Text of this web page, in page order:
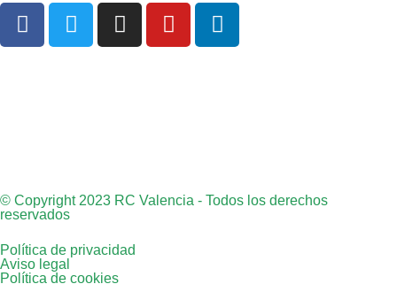
© Copyright 2023 RC Valencia - Todos los derechos
reservados
Política de privacidad
Aviso legal
Política de cookies